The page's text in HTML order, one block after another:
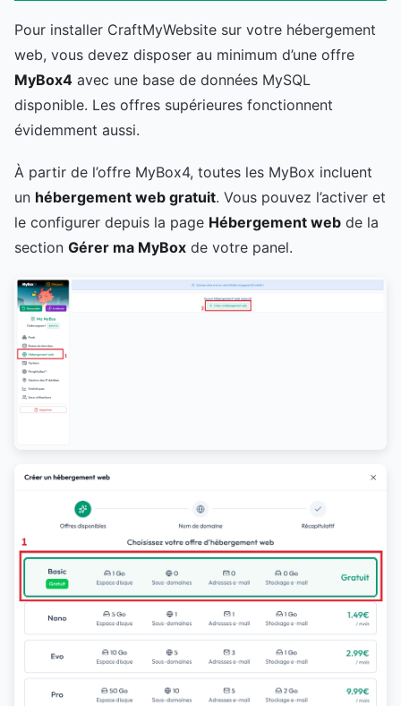
Pour installer CraftMyWebsite sur votre hébergement
web, vous devez disposer au minimum d’une offre
MyBox4 avec une base de données MySQL
disponible. Les offres supérieures fonctionnent
évidemment aussi.
À partir de l’offre MyBox4, toutes les MyBox incluent
un hébergement web gratuit. Vous pouvez l’activer et
le configurer depuis la page Hébergement web de la
section Gérer ma MyBox de votre panel.